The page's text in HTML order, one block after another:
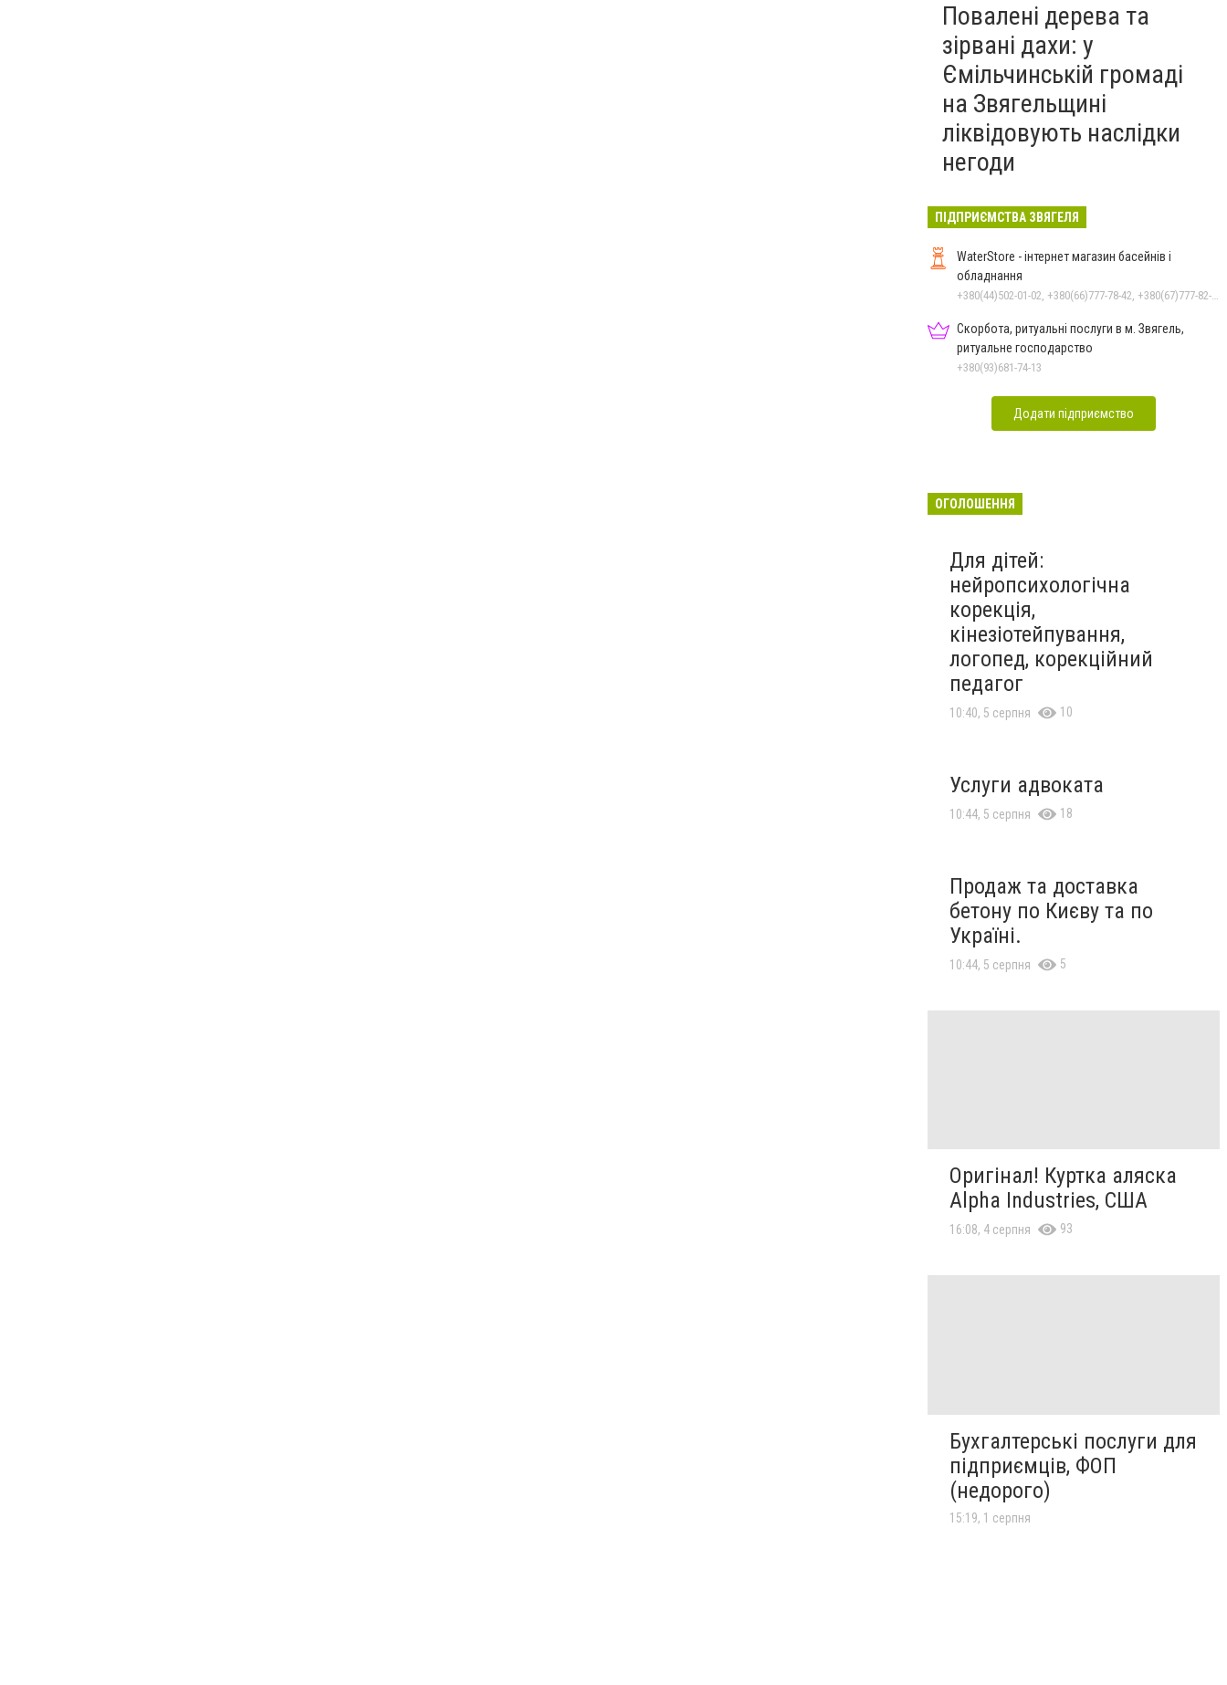
Повалені дерева та
зірвані дахи: у
Ємільчинській громаді
на Звягельщині
ліквідовують наслідки
негоди
ПІДПРИЄМСТВА ЗВЯГЕЛЯ
WaterStore - інтернет магазин басейнів і
обладнання
+380(44)502-01-02, +380(66)777-78-42, +380(67)777-82-19, +380(67)890-80-80, +380(73)890-80-80, +380(44)502-01-03
Скорбота, ритуальні послуги в м. Звягель,
ритуальне господарство
+380(93)681-74-13
Додати підприємство
ОГОЛОШЕННЯ
Для дітей:
нейропсихологічна
корекція,
кінезіотейпування,
логопед, корекційний
педагог
10:40, 5 серпня 10
Услуги адвоката
10:44, 5 серпня 18
Продаж та доставка
бетону по Києву та по
Україні.
10:44, 5 серпня 5
Оригінал! Куртка аляска
Alpha Industries, США
16:08, 4 серпня 93
Бухгалтерські послуги для
підприємців, ФОП
(недорого)
15:19, 1 серпня